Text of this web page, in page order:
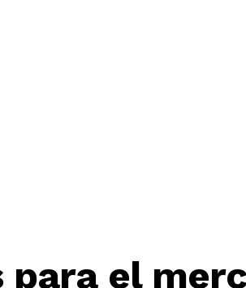
para el